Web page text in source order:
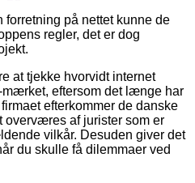
forretning på nettet kunne de
regler, det er dog
at tjekke hvorvidt internet
eftersom det længe har
efterkommer de danske
overværes af jurister som er
vilkår. Desuden giver det
du skulle få dilemmaer ved